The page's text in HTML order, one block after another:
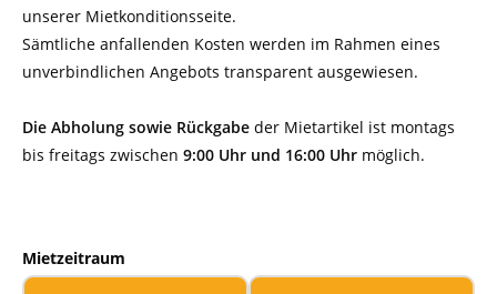
unserer Mietkonditionsseite.
Sämtliche anfallenden Kosten werden im Rahmen eines
unverbindlichen Angebots transparent ausgewiesen.
Die Abholung sowie Rückgabe der Mietartikel ist montags
bis freitags zwischen 9:00 Uhr und 16:00 Uhr möglich.
Mietzeitraum